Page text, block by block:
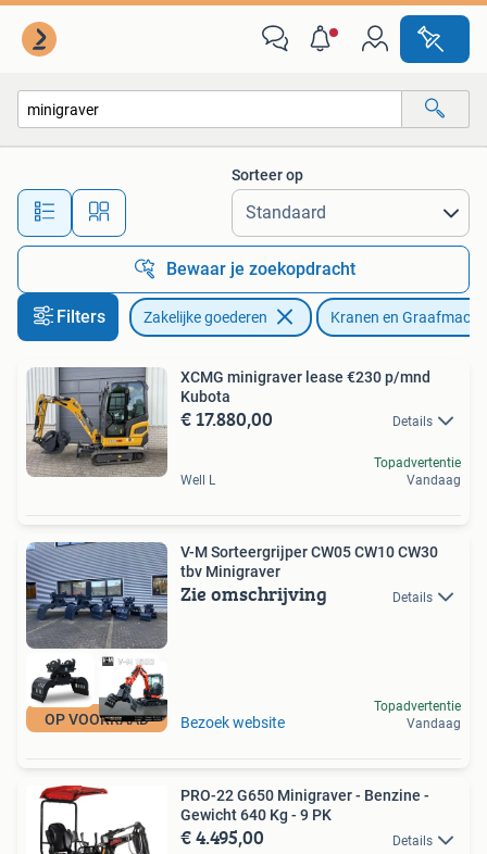
Alle afstanden…
Sorteer op
Bewaar je zoekopdracht
Filters Zakelijke goederen Kranen en
XCMG minigraver lease €230 p/mnd
Kubota
€ 17.880,00 Details
Well L
Topadvertentie
Vandaag
OP VOORRAAD
V-M Sorteergrijper CW05 CW10 CW30
tbv Minigraver
Zie omschrijving Details
Bezoek website
Topadvertentie
Vandaag
PRO-22 G650 Minigraver - Benzine -
Gewicht 640 Kg - 9 PK
€ 4.495,00 Details